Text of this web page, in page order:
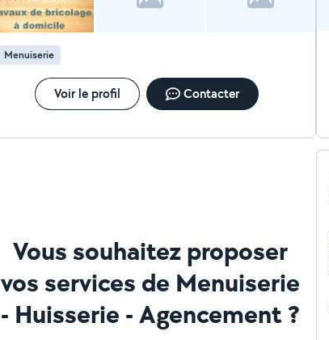
Menuiserie
Voir le profil Contacter
Vous souhaitez proposer
vos services de Menuiserie
- Huisserie - Agencement ?